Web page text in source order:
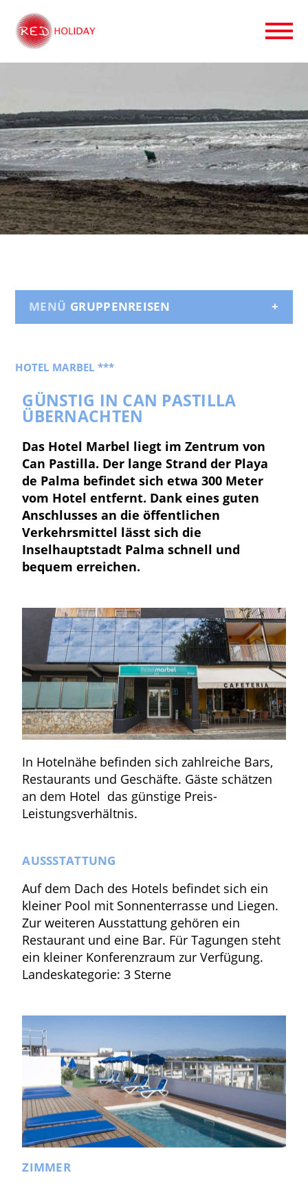
GRUPPENREISEN
HOTEL MARBEL ***
GÜNSTIG IN CAN PASTILLA
ÜBERNACHTEN
Das Hotel Marbel liegt im Zentrum von
Can Pastilla. Der lange Strand der Playa
de Palma befindet sich etwa 300 Meter
vom Hotel entfernt. Dank eines guten
Anschlusses an die öffentlichen
Verkehrsmittel lässt sich die
Inselhauptstadt Palma schnell und
bequem erreichen.
In Hotelnähe befinden sich zahlreiche Bars,
Restaurants und Geschäfte. Gäste schätzen
an dem Hotel das günstige Preis-
Leistungsverhältnis.
AUSSSTATTUNG
Auf dem Dach des Hotels befindet sich ein
kleiner Pool mit Sonnenterrasse und Liegen.
Zur weiteren Ausstattung gehören ein
Restaurant und eine Bar. Für Tagungen steht
ein kleiner Konferenzraum zur Verfügung.
Landeskategorie: 3 Sterne
ZIMMER